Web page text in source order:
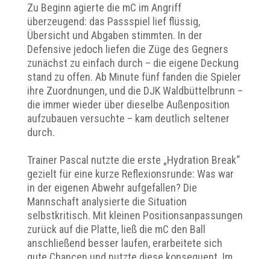
Zu Beginn agierte die mC im Angriff
überzeugend: das Passspiel lief flüssig,
Übersicht und Abgaben stimmten. In der
Defensive jedoch liefen die Züge des Gegners
zunächst zu einfach durch – die eigene Deckung
stand zu offen. Ab Minute fünf fanden die Spieler
ihre Zuordnungen, und die DJK Waldbüttelbrunn –
die immer wieder über dieselbe Außenposition
aufzubauen versuchte – kam deutlich seltener
durch.
Trainer Pascal nutzte die erste „Hydration Break“
gezielt für eine kurze Reflexionsrunde: Was war
in der eigenen Abwehr aufgefallen? Die
Mannschaft analysierte die Situation
selbstkritisch. Mit kleinen Positionsanpassungen
zurück auf die Platte, ließ die mC den Ball
anschließend besser laufen, erarbeitete sich